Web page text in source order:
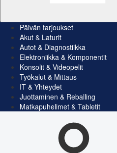
Päivän tarjoukset
Akut & Laturit
Autot & Diagnostiikka
Elektroniikka & Komponentit
Konsolit & Videopelit
Työkalut & Mittaus
IT & Yhteydet
Juottaminen & Reballing
Matkapuhelimet & Tabletit